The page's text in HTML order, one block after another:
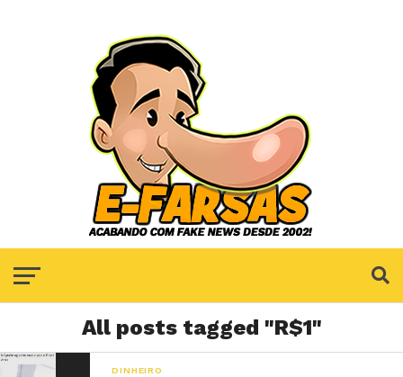
All posts tagged "R$1"
DINHEIRO